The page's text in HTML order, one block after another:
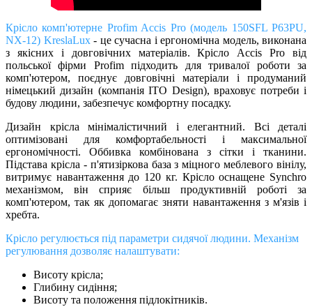
Кріслокомп'ютерне Profim Accis Pro (модель 150SFL P63PU,
NX-12) KreslaLux - це сучасна і ергономічна модель, виконана
з якісних і довговічних матеріалів. Крісло Accis Pro від
польської фірми Profim підходить для тривалої роботи за
комп'ютером, поєднує довговічні матеріали і продуманий
німецький дизайн (компанія ITO Design), враховує потреби і
будову людини, забезпечує комфортну посадку.
Дизайн крісла мінімалістичний і елегантний. Всі деталі
оптимізовані для комфортабельності і максимальної
ергономічності. Оббивка комбінована з сітки і тканини.
Підстава крісла - п'ятизіркова база з міцного меблевого вінілу,
витримує навантаження до 120 кг. Крісло оснащене Synchro
механізмом, він сприяє більш продуктивній роботі за
комп'ютером, так як допомагає зняти навантаження з м'язів і
хребта.
Крісло регулюється під параметри сидячої людини. Механізм
регулювання дозволяє налаштувати:
Висоту крісла;
Глибину сидіння;
Висоту та положення підлокітників.